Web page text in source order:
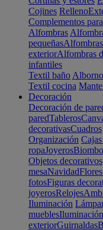
Cojines Relleno
Complementos
Alfombras
pequeñas
exteriorAlfombras
infantiles
Textil baño
Textil cocina
Decoración
Decoración de
paredTableros
decorativasCuadros
Organización
ropaJoyeros
Objetos decorativos
mesaNavidad
fotosFiguras
joyerosRelojes
Iluminación
muebles
exteriorGuirnaldas